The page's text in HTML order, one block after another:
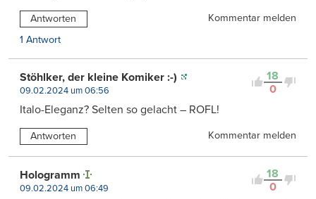
Antworten
Kommentar melden
1 Antwort
18
0
Stöhlker, der kleine Komiker :-)
09.02.2024 um 06:56
Italo-Eleganz? Selten so gelacht – ROFL!
Antworten Kommentar melden
18
0
Hologramm
09.02.2024 um 06:49